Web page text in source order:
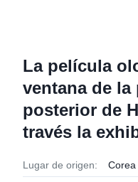
La película
ventana de
posterior de
través la
Lugar de origen: Corea